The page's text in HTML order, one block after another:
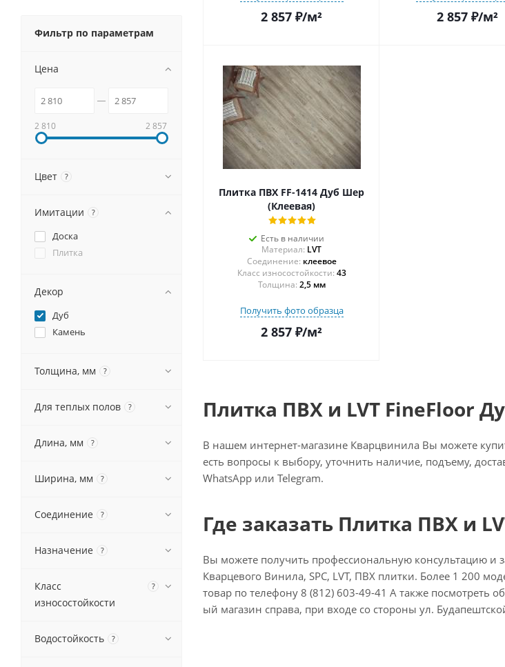
2 857 ₽/м² 2 857 ₽/м²
Плитка ПВХ FF-1414 Дуб Шер
(Клеевая)
Есть в наличии
Материал: LVT
Соединение: клеевое
43
Толщина: 2,5 мм
Получить фото образца
2 857 ₽/м²
Плитка ПВХ и LVT FineFloor
В нашем интернет-магазине Кварцвинила Вы можете
есть вопросы к выбору, уточнить наличие, подъему,
WhatsApp или Telegram.
Где заказать Плитка ПВХ и
Вы можете получить профессиональную консультацию и
Кварцевого Винила, SPC, LVT, ПВХ плитки. Более 1 200
товар по телефону 8 (812) 603-49-41 А также посмотреть
ый магазин справа, при входе со стороны ул.
Фильтр по параметрам
Цена
2 810 2 857
Цвет ?
Имитации ?
Доска
Плитка
Декор
Дуб
Камень
Толщина, мм ?
Для теплых полов ?
Длина, мм ?
Ширина, мм ?
Соединение ?
Назначение ?
Класс
износостойкости
?
Водостойкость ?